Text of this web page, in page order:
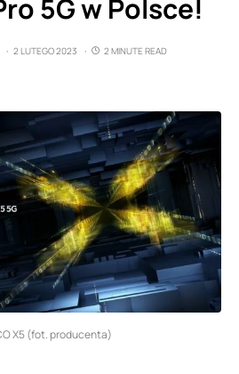
5G w Polsce!
2 LUTEGO 2023
2 MINUTE READ
X5 (fot. producenta)